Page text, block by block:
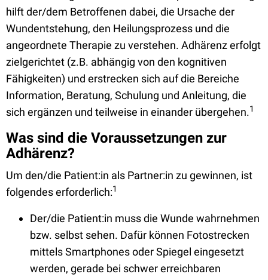
hilft der/dem Betroffenen dabei, die Ursache der
Wundentstehung, den Heilungsprozess und die
angeordnete Therapie zu verstehen. Adhärenz erfolgt
zielgerichtet (z.B. abhängig von den kognitiven
Fähigkeiten) und erstrecken sich auf die Bereiche
Information, Bera­tung, Schulung und Anleitung, die
sich ergänzen und teilweise in ein­ander übergehen.1
Was sind die Voraussetzungen zur
Adhärenz?
Um den/die Patient:in als Partner:in zu gewinnen, ist
folgendes erforderlich:1
Der/die Patient:in muss die Wunde wahrnehmen
bzw. selbst sehen. Dafür können Fotostrecken
mittels Smartphones oder Spiegel eingesetzt
werden, gerade bei schwer erreichbaren